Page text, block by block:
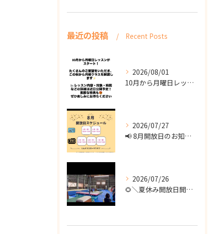
最近の投稿 Recent Posts
2026/08/01
10月から月曜日レッスンがスタート！
2026/07/27
📢 8月開放日のお知らせ 📢
2026/07/26
🌻＼夏休み開放日開催！／🌻